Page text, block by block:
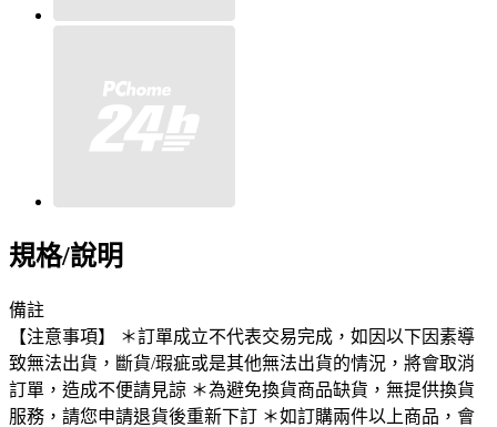
規格/說明
備註
【注意事項】 ＊訂單成立不代表交易完成，如因以下因素導
致無法出貨，斷貨/瑕疵或是其他無法出貨的情況，將會取消
訂單，造成不便請見諒 ＊為避免換貨商品缺貨，無提供換貨
服務，請您申請退貨後重新下訂 ＊如訂購兩件以上商品，會